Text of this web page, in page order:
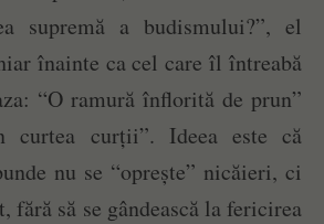
supremă a budismului?”, el
înainte ca cel care îl întreabă
“O ramură înflorită de prun”
curtea curții”. Ideea este că
nu se “oprește” nicăieri, ci
fără să se gândească la fericirea